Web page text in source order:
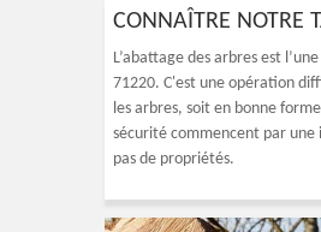
CONNAÎTRE NOTRE
L’abattage des arbres est
71220. C'est une opération
les arbres, soit en bonne
sécurité commencent par une
pas de propriétés.